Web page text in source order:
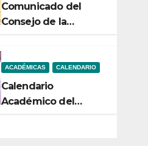
Comunicado del
Consejo de la
ACADÉMICAS CALENDARIO
Calendario
Académico del